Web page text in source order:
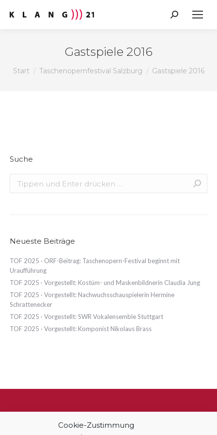
Cookie-Zustimmung
Search:
Gastspiele 2016
Sie befinden sich hier:
Start Taschenopernfestival Salzburg Gastspiele 2016
Suche
Neueste Beiträge
TOF 2025 · ORF-Beitrag: Taschenopern-Festival beginnt mit
Uraufführung
TOF 2025 · Vorgestellt: Kostüm- und Maskenbildnerin Claudia Jung
TOF 2025 · Vorgestellt: Nachwuchsschauspielerin Hermine
Schrattenecker
TOF 2025 · Vorgestellt: SWR Vokalensemble Stuttgart
TOF 2025 · Vorgestellt: Komponist Nikolaus Brass